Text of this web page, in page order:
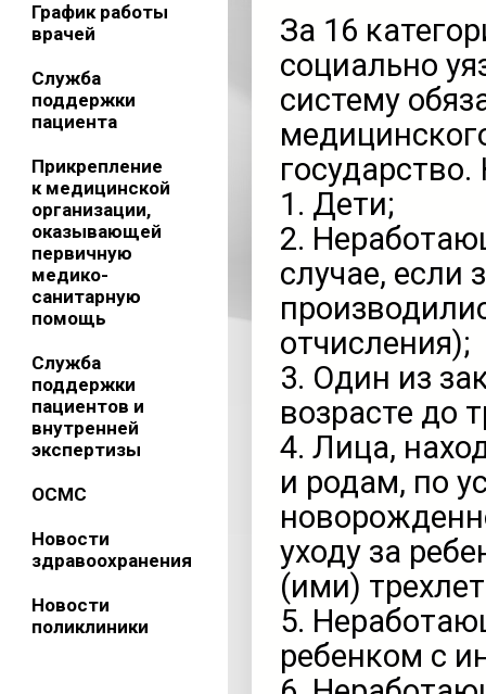
График работы
врачей
Служба
поддержки
пациента
Прикрепление
к медицинской
организации,
оказывающей
первичную
медико-
санитарную
помощь
Служба
поддержки
пациентов и
внутренней
экспертизы
ОСМС
Новости
здравоохранения
Новости
поликлиники
За 16
социально
систему
1. Дети;
2.
случае, если
отчисления);
3. Один из
возрасте до
4. Лица,
и родам, по
уходу за
(ими)
5.
ребенком с